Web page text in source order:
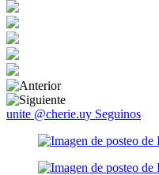
unite @cherie.uy Seguinos